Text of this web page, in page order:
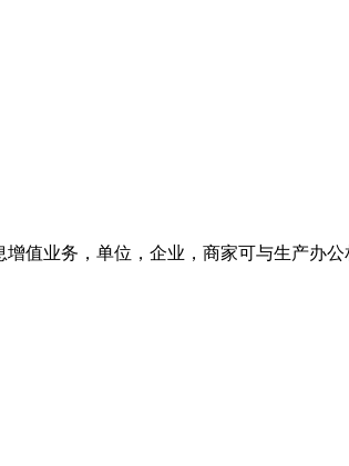
值业务，单位，企业，商家可与生产办公